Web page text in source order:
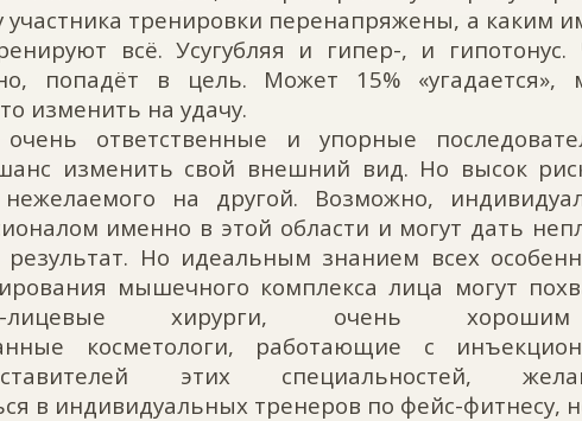
тренировки перенапряжены, а каким
всё. Усугубляя и гипер-, и гипотонус.
попадёт в цель. Может 15% «угадается»,
изменить на удачу.
очень ответственные и упорные
изменить свой внешний вид. Но высок
на другой. Возможно,
именно в этой области и могут дать
Но идеальным знанием всех
мышечного комплекса лица могут
лицевые хирурги, очень
косметологи, работающие с
этих специальностей,
в индивидуальных тренеров по фейс-фитнесу,